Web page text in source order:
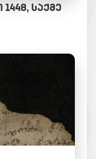
ᲡᲐᲥᲛᲔ